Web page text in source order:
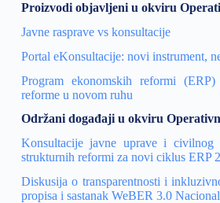
Proizvodi objavljeni u okviru
Javne rasprave vs konsultacije
Portal eKonsultacije: novi instrument,
Program ekonomskih reformi
reforme u novom ruhu
Održani događaji u okviru
Konsultacije javne uprave i civilnog
strukturnih reformi za novi ciklus ERP
Diskusija o transparentnosti i
propisa i sastanak WeBER 3.0